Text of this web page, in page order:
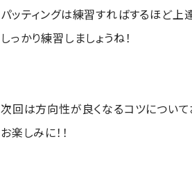
パッティングは練習すればするほど上
しっかり練習しましょうね！
次回は方向性が良くなるコツについて
お楽しみに！！